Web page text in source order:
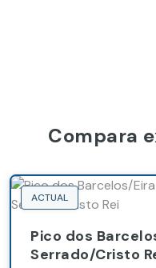
Compara
ACTUAL
Pico dos
Serrado/Cristo